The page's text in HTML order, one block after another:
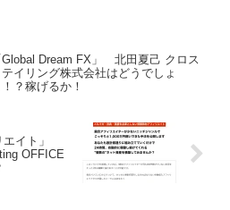
Global Dream FX」 北田夏己 クロス
テイリング株式会社はどうでしょ
！？稼げるか！
エイト」